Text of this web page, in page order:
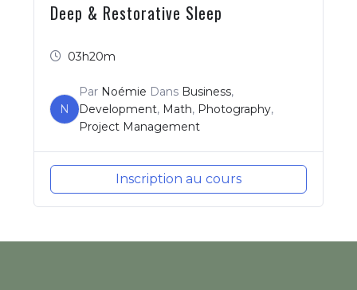
Deep & Restorative Sleep
03h20m
N
Par Noémie Dans Business,
Development, Math, Photography,
Project Management
Inscription au cours